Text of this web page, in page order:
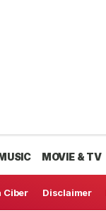
MOVIE & TV
Ciber Disclaimer